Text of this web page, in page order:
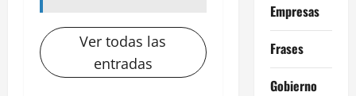
Ver todas las
entradas
Empresas
Frases
Gobierno